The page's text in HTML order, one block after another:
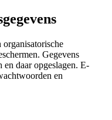
organisatorische
Gegevens
daar opgeslagen. E-
en